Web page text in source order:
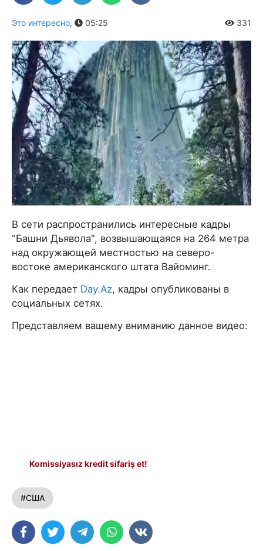
Это интересно, 05:25 331
В сети распространились интересные кадры
"Башни Дьявола", возвышающаяся на 264 метра
над окружающей местностью на северо-
востоке американского штата Вайоминг.
Как передает Day.Az, кадры опубликованы в
социальных сетях.
Представляем вашему вниманию данное видео:
Komissiyasız kredit sifariş et!
#США